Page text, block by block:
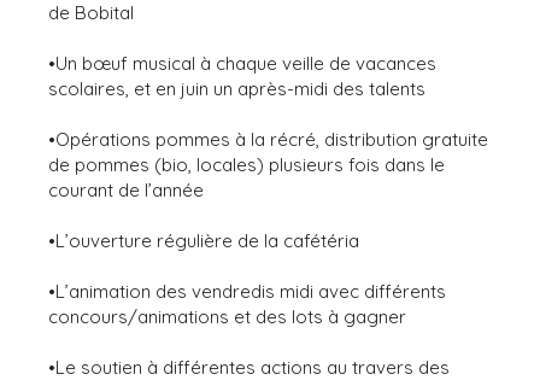
de Bobital
•Un bœuf musical à chaque veille de vacances
scolaires, et en juin un après-midi des talents
•Opérations pommes à la récré, distribution gratuite
de pommes (bio, locales) plusieurs fois dans le
courant de l’année
•L’ouverture régulière de la cafétéria
•L’animation des vendredis midi avec différents
concours/animations et des lots à gagner
•Le soutien à différentes actions au travers des